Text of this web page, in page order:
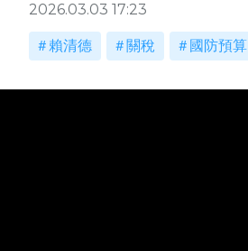
2026.03.03 17:23
賴清德 關稅 國防預算